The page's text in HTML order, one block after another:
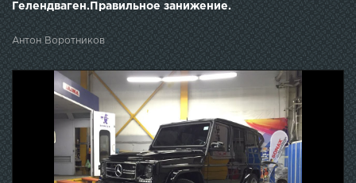
Гелендваген.Правильное занижение.
Антон Воротников